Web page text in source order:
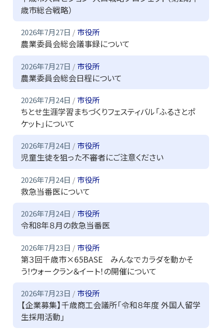
歳市総合戦略）
2026年7月27日 市役所
農業委員会総会議事録について
2026年7月27日 市役所
農業委員会総会日程について
2026年7月24日 市役所
ちとせ生涯学習まちづくりフェスティバル「ふるさとポ
ケット」について
2026年7月24日 市役所
児童生徒を狙った不審者にご注意ください
2026年7月24日 市役所
救急当番医について
2026年7月24日 市役所
令和8年８月の救急当番医
2026年7月23日 市役所
第３回千歳市×65BASE みんなでカラダを動かそ
う！ウォークラン＆イート！の開催について
2026年7月23日 市役所
【企業募集】千歳商工会議所「令和８年度 外国人留学
生採用活動」